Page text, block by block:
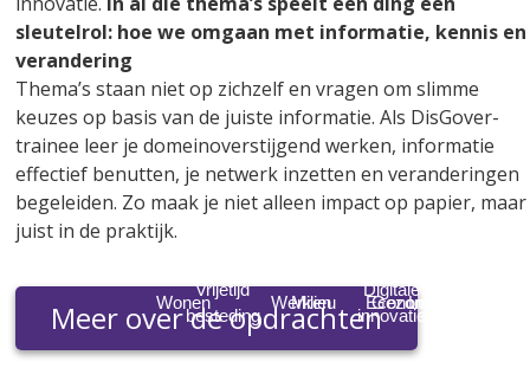
sleutelrol: hoe we omgaan met informatie, kennis en
verandering
Thema’s staan niet op zichzelf en vragen om slimme
keuzes op basis van de juiste informatie. Als DisGover-
trainee leer je domeinoverstijgend werken, informatie
effectief benutten, je netwerk inzetten en veranderingen
begeleiden. Zo maak je niet alleen impact op papier, maar
juist in de praktijk.
Meer over de opdrachten
Werken
Digitale
innovatie
Gezondheidszorg
Lucht
Economie
Wonen
Vrijetijd
besteding
Milieu
Energietransitie
Sociale
zorg
Flora
en Fauna
Ouderenzorg
Circulaire
Economie
Werkloosheid
Ontwikkelingen
vanuit EU